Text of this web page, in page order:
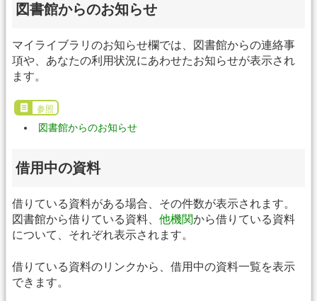
図書館からのお知らせ
マイライブラリのお知らせ欄では、図書館からの連絡事
項や、あなたの利用状況にあわせたお知らせが表示され
ます。
参照
図書館からのお知らせ
借用中の資料
借りている資料がある場合、その件数が表示されます。
図書館から借りている資料、 他機関から借りている資料
について、それぞれ表示されます。
借りている資料のリンクから、借用中の資料一覧を表示
できます。